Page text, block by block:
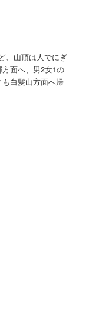
、山頂は人でにぎ
面へ、男2女1の
白髪山方面へ帰